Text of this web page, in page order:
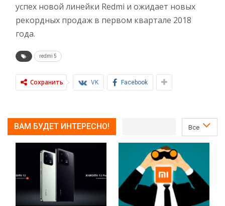
успех новой линейки Redmi и ожидает новых
рекордных продаж в первом квартале 2018
года.
redmi 5
Сохранить VK Facebook
Все
ВАМ БУДЕТ ИНТЕРЕСНО!